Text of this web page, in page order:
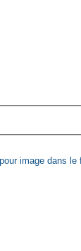
image dans le